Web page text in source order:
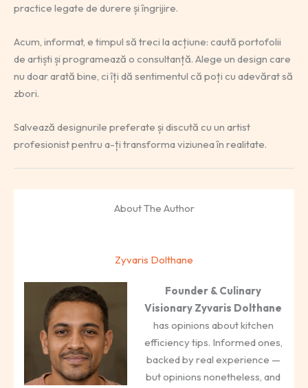
practice legate de durere și îngrijire.
Acum, informat, e timpul să treci la acțiune: caută portofolii
de artiști și programează o consultanță. Alege un design care
nu doar arată bine, ci îți dă sentimentul că poți cu adevărat să
zbori.
Salvează designurile preferate și discută cu un artist
profesionist pentru a-ți transforma viziunea în realitate.
About The Author
Zyvaris Dolthane
Founder & Culinary
Visionary Zyvaris Dolthane
has opinions about kitchen
efficiency tips. Informed ones,
backed by real experience —
but opinions nonetheless, and